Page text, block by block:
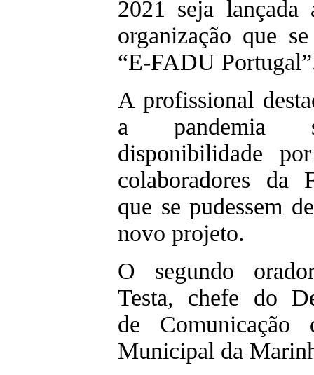
2021 seja lançada
organização que
“E-FADU
A profissional
a pandemia
disponibilidade
colaboradores da
que se pudessem
novo projeto.
O segundo
Testa, chefe do
de Comunicação
Municipal da